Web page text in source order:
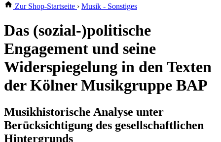
Zur Shop-Startseite › Musik - Sonstiges
Das (sozial-)politische
Engagement und seine
Widerspiegelung in den Texten
der Kölner Musikgruppe BAP
Musikhistorische Analyse unter
Berücksichtigung des gesellschaftlichen
Hintergrunds